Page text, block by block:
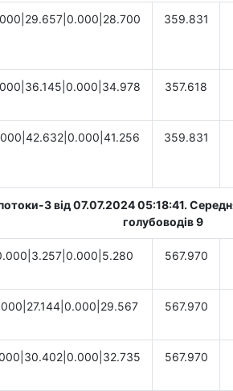
359.831
357.618
359.831
3 від 07.07.2024 05:18:41.
голубоводів 9
567.970
567.970
567.970